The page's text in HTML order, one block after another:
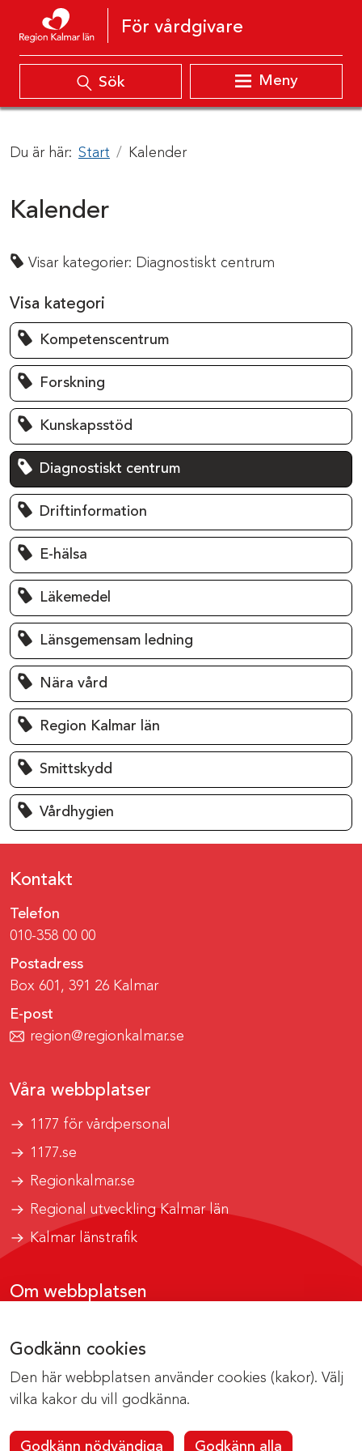
Godkänn cookies
Den här webbplatsen använder cookies (kakor). Välj
vilka kakor du vill godkänna.
Godkänn nödvändiga Godkänn alla
Hoppa till innehåll
För vårdgivare
Sök Meny
Du är här: Start Kalender
Kalender
Visar kategorier: Diagnostiskt centrum
Visa kategori
Kompetenscentrum
Forskning
Kunskapsstöd
Diagnostiskt centrum
Driftinformation
E-hälsa
Läkemedel
Länsgemensam ledning
Nära vård
Region Kalmar län
Smittskydd
Vårdhygien
Kontakt
Telefon
010-358 00 00
Postadress
Box 601, 391 26 Kalmar
E-post
region@regionkalmar.se
Våra webbplatser
1177 för vårdpersonal
1177.se
Regionkalmar.se
Regional utveckling Kalmar län
Kalmar länstrafik
Om webbplatsen
Om cookies
Kontakta webbredaktionen